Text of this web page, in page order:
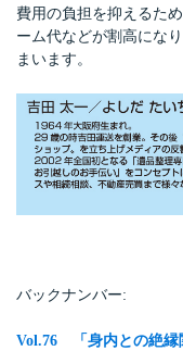
費用の負担を抑えるた
ーム代などが割高にな
まいます。
バックナンバー:
Vol.76 「身内との絶縁